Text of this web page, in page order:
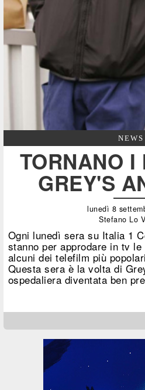
NEWS
TORNANO I
GREY'S
lunedì 8
Stefano Lo
Ogni lunedì sera su Italia 1
stanno per approdare in tv
alcuni dei telefilm più
Questa sera è la volta di
ospedaliera diventata ben